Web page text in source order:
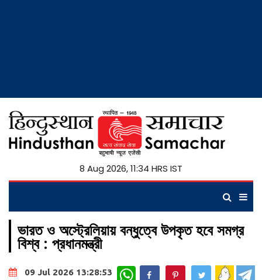
8 Aug 2026, 11:34 HRS IST
ভারত ও অস্ট্রেলিয়ায় বন্ধুত্বে উপকৃত হবে সমগ্র
বিশ্ব : প্রধানমন্ত্রী
09 Jul 2026 13:28:53 WhatsApp